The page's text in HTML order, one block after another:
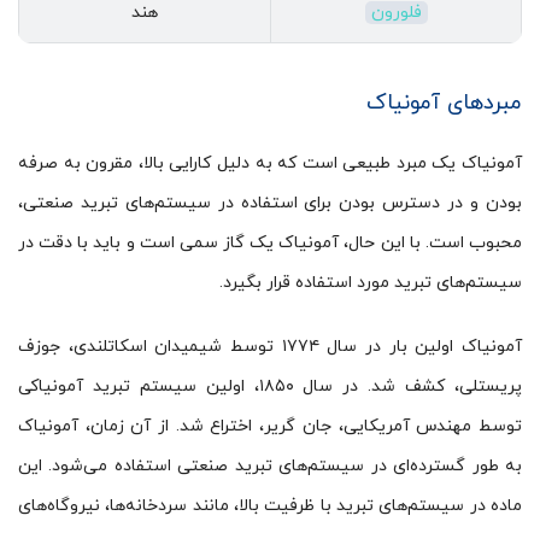
فلورون هند
مبردهای آمونیاک
آمونیاک یک مبرد طبیعی است که به دلیل کارایی بالا، مقرون به صرفه
بودن و در دسترس بودن برای استفاده در سیستم‌های تبرید صنعتی،
محبوب است. با این حال، آمونیاک یک گاز سمی است و باید با دقت در
سیستم‌های تبرید مورد استفاده قرار بگیرد.
آمونیاک اولین بار در سال ۱۷۷۴ توسط شیمیدان اسکاتلندی، جوزف
پریستلی، کشف شد. در سال ۱۸۵۰، اولین سیستم تبرید آمونیاکی
توسط مهندس آمریکایی، جان گریر، اختراع شد. از آن زمان، آمونیاک
به طور گسترده‌ای در سیستم‌های تبرید صنعتی استفاده می‌شود. این
ماده در سیستم‌های تبرید با ظرفیت بالا، مانند سردخانه‌ها، نیروگاه‌های